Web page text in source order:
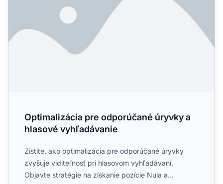
Optimalizácia pre odporúčané úryvky a
hlasové vyhľadávanie
Zistite, ako optimalizácia pre odporúčané úryvky
zvyšuje viditeľnosť pri hlasovom vyhľadávaní.
Objavte stratégie na získanie pozície Nula a